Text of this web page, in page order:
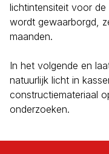
lichtintensiteit voor
wordt gewaarborgd,
maanden.
In het volgende en
natuurlijk licht in
constructiemateriaal
onderzoeken.